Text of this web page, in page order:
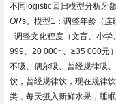
不同logistic回归模型分析牙
ORs。模型1：调整年龄（
+调整文化程度（文盲、小
999、20 000~、≥35 000元
不吸、偶尔吸、曾经规律吸
饮，曾经规律饮，现在规律
类，每天摄入新鲜水果，睡